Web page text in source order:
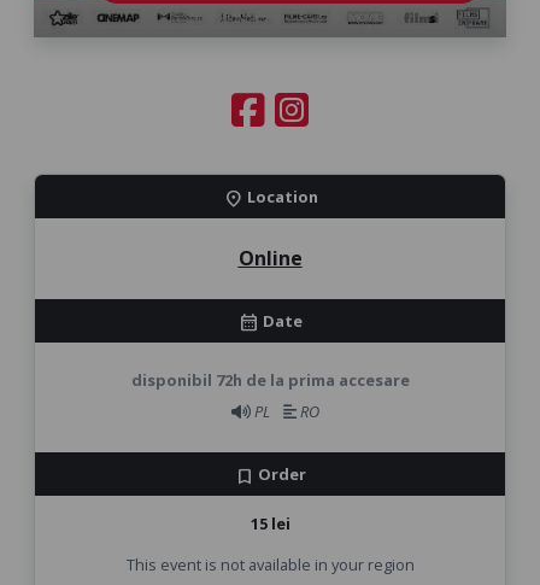
location_on Location
Online
calendar_month Date
disponibil 72h de la prima accesare
PL
RO
bookmark Order
15 lei
This event is not available in your region